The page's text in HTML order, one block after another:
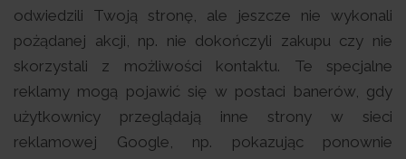
odwiedzili Twoją stronę, ale jeszcze nie wykonali
pożądanej akcji, np. nie dokończyli zakupu czy nie
skorzystali z możliwości kontaktu. Te specjalne
reklamy mogą pojawić się w postaci banerów, gdy
użytkownicy przeglądają inne strony w sieci
reklamowej Google, np. pokazując ponownie